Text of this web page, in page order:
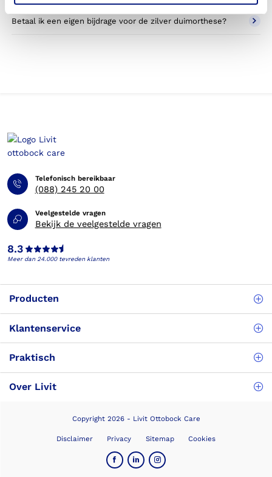
Betaal ik een eigen bijdrage voor de zilver duimorthese?
Telefonisch bereikbaar
(088) 245 20 00
Veelgestelde vragen
Bekijk de veelgestelde vragen
8.3
Meer dan 24.000 tevreden klanten
Producten
Klantenservice
Praktisch
Over Livit
Copyright 2026 - Livit Ottobock Care
Disclaimer Privacy Sitemap Cookies